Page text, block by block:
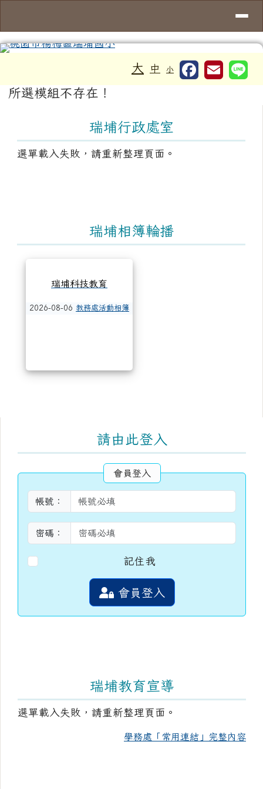
大 中 小
主內容區域
所選模組不存在！
瑞埔行政處室
選單載入失敗，請重新整理頁面。
瑞埔相簿輪播
瑞埔科技教育
2026-08-06 教務處活動相簿
請由此登入
會員登入
帳號：
密碼：
記住我
會員登入
瑞埔教育宣導
選單載入失敗，請重新整理頁面。
學務處「常用連結」完整內容
頁尾區域